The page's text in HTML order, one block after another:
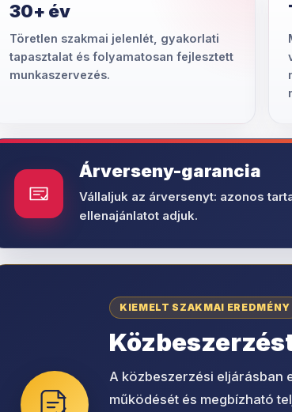
30+ év
Töretlen szakmai jelenlét, gyakorlati
tapasztalat és folyamatosan fejlesztett
munkaszervezés.
Árverseny-garancia
Vállaljuk az árversenyt: azonos
ellenajánlatot adjuk.
KIEMELT SZAKMAI EREDMÉNY
A közbeszerzési eljárásban
működését és megbízható